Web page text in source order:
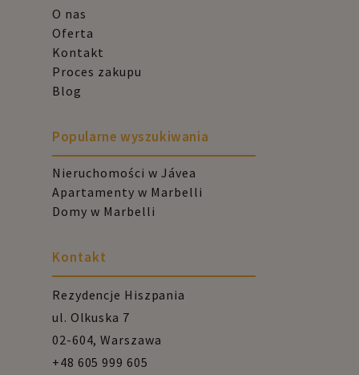
O nas
Oferta
Kontakt
Proces zakupu
Blog
Popularne wyszukiwania
Nieruchomości w Jávea
Apartamenty w Marbelli
Domy w Marbelli
Kontakt
Rezydencje Hiszpania
ul. Olkuska 7
02-604, Warszawa
+48 605 999 605